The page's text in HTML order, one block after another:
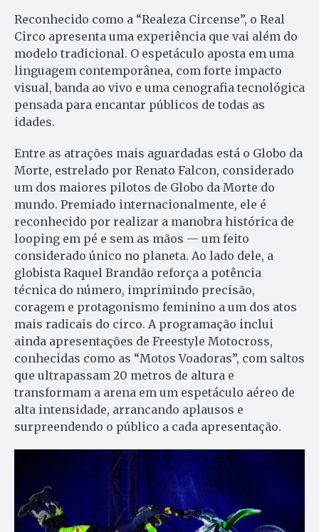
Reconhecido como a “Realeza Circense”, o Real
Circo apresenta uma experiência que vai além do
modelo tradicional. O espetáculo aposta em uma
linguagem contemporânea, com forte impacto
visual, banda ao vivo e uma cenografia tecnológica
pensada para encantar públicos de todas as
idades.
Entre as atrações mais aguardadas está o Globo da
Morte, estrelado por Renato Falcon, considerado
um dos maiores pilotos de Globo da Morte do
mundo. Premiado internacionalmente, ele é
reconhecido por realizar a manobra histórica de
looping em pé e sem as mãos — um feito
considerado único no planeta. Ao lado dele, a
globista Raquel Brandão reforça a potência
técnica do número, imprimindo precisão,
coragem e protagonismo feminino a um dos atos
mais radicais do circo. A programação inclui
ainda apresentações de Freestyle Motocross,
conhecidas como as “Motos Voadoras”, com saltos
que ultrapassam 20 metros de altura e
transformam a arena em um espetáculo aéreo de
alta intensidade, arrancando aplausos e
surpreendendo o público a cada apresentação.